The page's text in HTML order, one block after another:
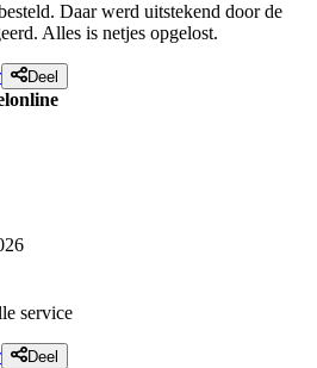
Daar werd uitstekend door de
Alles is netjes opgelost.
Deel
service
Deel